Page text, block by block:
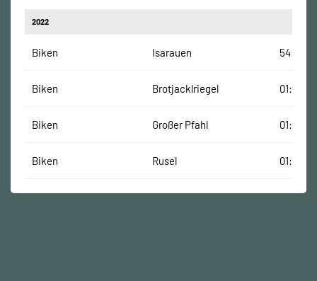
2022
Biken Isarauen 54:25
Biken Brotjacklriegel
Biken Großer Pfahl
Biken Rusel